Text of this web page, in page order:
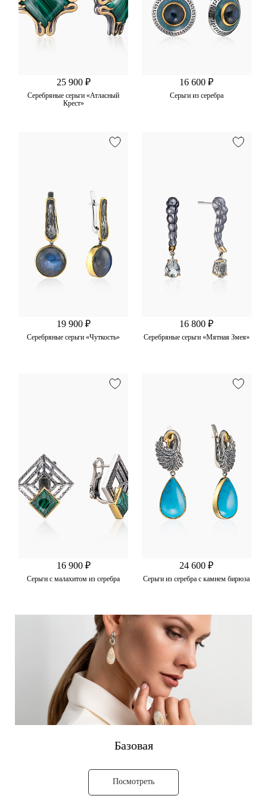
25 900 ₽
Серебряные серьги «Атласный
Крест»
16 600 ₽
Серьги из серебра
19 900 ₽
Серебряные серьги «Чуткость»
16 800 ₽
Серебряные серьги «Мятная Змея»
16 900 ₽
Серьги с малахитом из серебра
24 600 ₽
Серьги из серебра с камнем бирюза
Базовая
Посмотреть